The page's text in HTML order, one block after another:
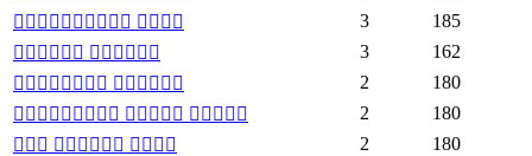
 
3
185
 
3
162
 
2
180
  
2
180
  
2
180